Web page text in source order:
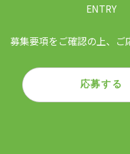
ENTRY
募集要項をご確認の上、ご
応募する